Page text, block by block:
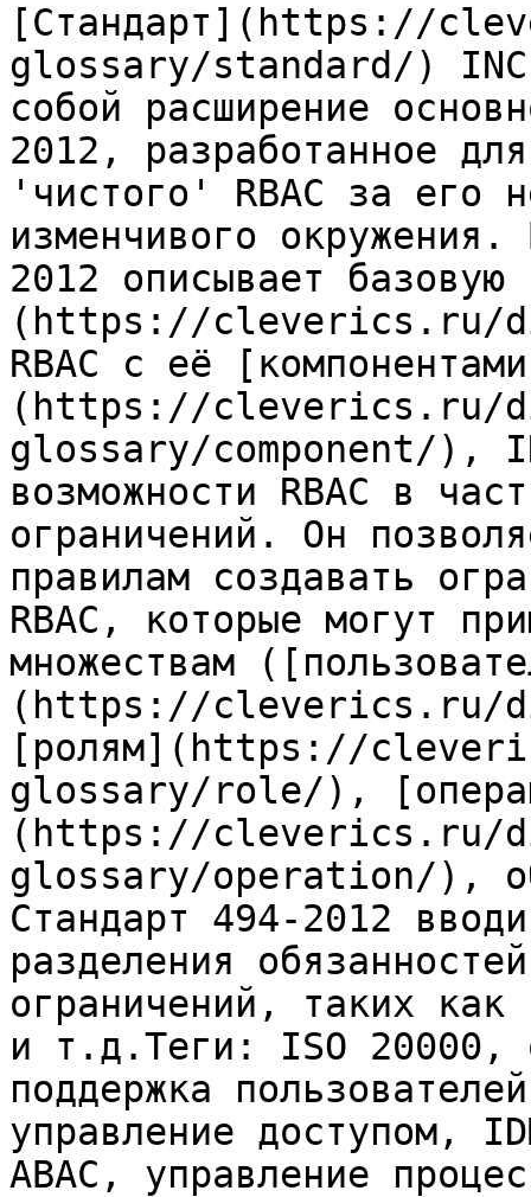
[Стандарт](https://
glossary/standard/)
собой расширение
2012, разработанное
'чистого' RBAC за его
изменчивого
2012 описывает
(https://cleverics.ru/
RBAC с её
(https://cleverics.ru/
glossary/component/),
возможности RBAC в
ограничений. Он
правилам создавать
RBAC, которые могут
множествам
(https://cleverics.ru/
[ролям](https://
glossary/role/),
(https://cleverics.ru/
glossary/operation/),
Стандарт 494-2012
разделения
ограничений, таких как
и т.д.Теги: ISO 20000,
поддержка
управление доступом,
ABAC, управление